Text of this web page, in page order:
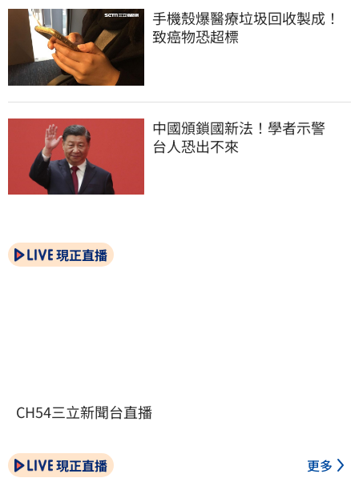
手機殼爆醫療垃圾回收製成！
致癌物恐超標
中國頒鎖國新法！學者示警
台人恐出不來
現正直播
CH54三立新聞台直播
現正直播 更多